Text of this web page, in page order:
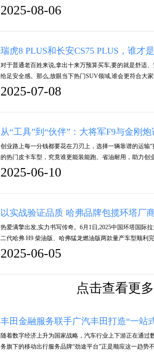
2025-08-06
瑞虎8 PLUS和长安CS75 PLUS，谁才
对于普通老百姓来说,拿出十来万预算买车,要的就是舒适
给足安全感。那么,放眼当下热门SUV领域,谁会更符合
2025-07-08
从“工具”到“伙伴”：大将军F9与金刚
创业路上每一分钱都要花在刀刃上，选择一辆靠谱的运输
的热门皮卡车型，究竟谁更能装能跑、省油耐用，助力
2025-06-10
以实战验证品质 哈弗品牌包揽环塔厂
热爱满擎出发,实力书写传奇。6月1日,2025中国环塔国际
二代哈弗 H9 柴油版、哈弗猛龙燃油版两款量产车型顺
2025-06-05
点击查看更多
丰田金融服务联手广汽丰田打造“一站
随着数字经济上升为国家战略，汽车行业上下游正在通
务旗下的移动出行服务品牌“劲途平台”正是顺应这一趋